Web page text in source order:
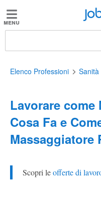
Jobbydoo
lavoro
Stipendi
Elenco
Elenco Professioni Sanità
Lavorare come
Cosa Fa e
Massaggiatore
Scopri leofferte di